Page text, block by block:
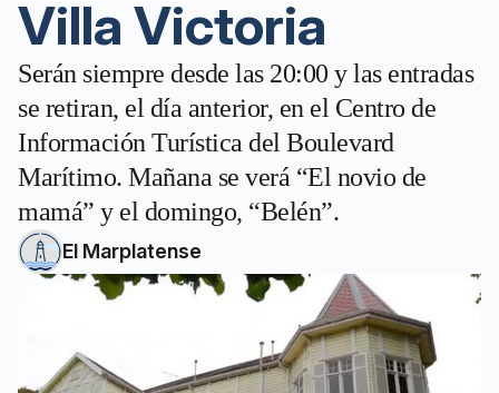
Villa Victoria
Serán siempre desde las 20:00 y las entradas
se retiran, el día anterior, en el Centro de
Información Turística del Boulevard
Marítimo. Mañana se verá “El novio de
mamá” y el domingo, “Belén”.
El Marplatense